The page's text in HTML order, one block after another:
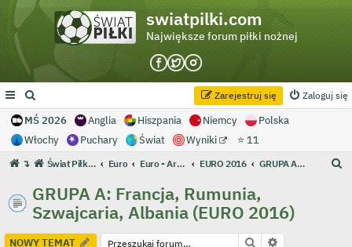
swiatpilki.com
Największe forum piłki nożnej
Zaloguj się
Zarejestruj się
MŚ 2026 Anglia Hiszpania Niemcy
Polska
Włochy
Puchary Świat Wyniki ⭐ 11
↴ Świat Piłki - Największe forum piłki nożnej Euro Euro - Archiwum EURO 2016 GRUPA A: Francja, Rumunia, Szwajcaria, Albania (EURO 2016)
GRUPA A: Francja, Rumunia,
Szwajcaria, Albania (EURO 2016)
NOWY TEMAT Szukaj